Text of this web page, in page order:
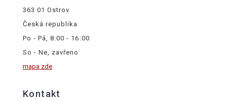
363 01 Ostrov
Česká republika
Po - Pá, 8:00 - 16:00
So - Ne, zavřeno
mapa zde
Kontakt